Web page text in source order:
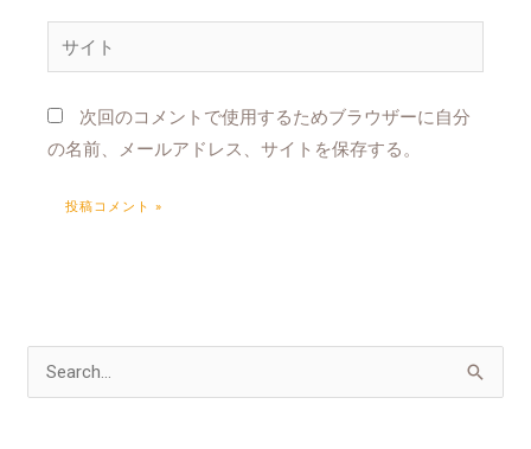
ル
イ
次回のコメントで使用するためブラウザーに自分
の名前、メールアドレス、サイトを保存する。